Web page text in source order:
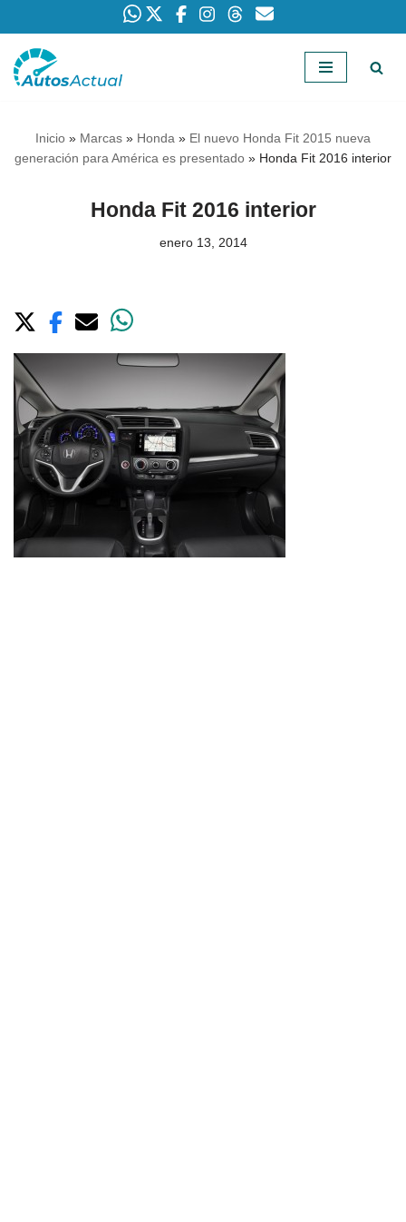
Saltar
Inicio » Marcas » Honda » El nuevo Honda Fit 2015 nueva
generación para América es presentado » Honda Fit 2016 interior
Honda Fit 2016 interior
enero 13, 2014